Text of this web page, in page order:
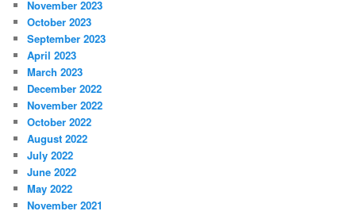
November 2023
October 2023
September 2023
April 2023
March 2023
December 2022
November 2022
October 2022
August 2022
July 2022
June 2022
May 2022
November 2021